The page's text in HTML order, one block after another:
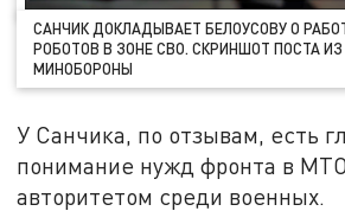
САНЧИК ДОКЛАДЫВАЕТ БЕЛОУСОВУ О
РОБОТОВ В ЗОНЕ СВО. СКРИНШОТ ПОСТА
МИНОБОРОНЫ
У Санчика, по отзывам, есть
понимание нужд фронта в
авторитетом среди военных.